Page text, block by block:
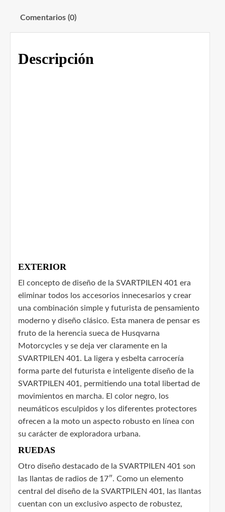
Comentarios (0)
Descripción
EXTERIOR
El concepto de diseño de la SVARTPILEN 401 era
eliminar todos los accesorios innecesarios y crear
una combinación simple y futurista de pensamiento
moderno y diseño clásico. Esta manera de pensar es
fruto de la herencia sueca de Husqvarna
Motorcycles y se deja ver claramente en la
SVARTPILEN 401. La ligera y esbelta carrocería
forma parte del futurista e inteligente diseño de la
SVARTPILEN 401, permitiendo una total libertad de
movimientos en marcha. El color negro, los
neumáticos esculpidos y los diferentes protectores
ofrecen a la moto un aspecto robusto en línea con
su carácter de exploradora urbana.
RUEDAS
Otro diseño destacado de la SVARTPILEN 401 son
las llantas de radios de 17″. Como un elemento
central del diseño de la SVARTPILEN 401, las llantas
cuentan con un exclusivo aspecto de robustez,